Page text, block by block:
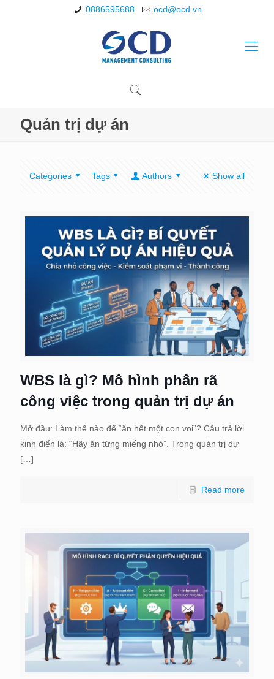
0886595688 ocd@ocd.vn
Quản trị dự án
Categories Tags Authors Show all
WBS là gì? Mô hình phân rã
công việc trong quản trị dự án
Mở đầu: Làm thế nào để “ăn hết một con voi”? Câu trả lời
kinh điển là: “Hãy ăn từng miếng nhỏ”. Trong quản trị dự
[…]
Read more